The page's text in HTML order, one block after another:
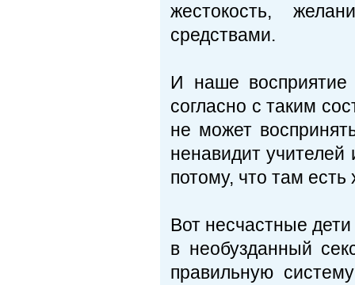
жестокость,
средствами.
И наше восприятие
согласно с таким
не может
ненавидит учителей
потому, что там
Вот несчастные дети
в необузданный
правильную